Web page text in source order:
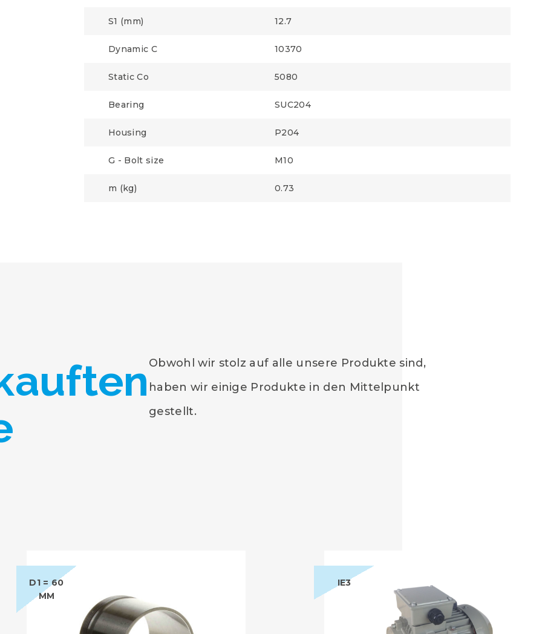
S1 (mm) 12.7
Dynamic C 10370
Static Co 5080
Bearing SUC204
Housing P204
G - Bolt size M10
m (kg) 0.73
Obwohl wir stolz auf alle unsere Produkte sind,
haben wir einige Produkte in den Mittelpunkt
gestellt.
D1 = 60
MM
IE3